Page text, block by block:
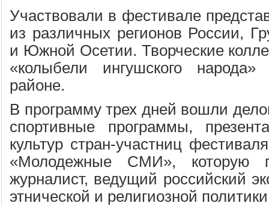
Участвовали в фестивале
из различных регионов России,
и Южной Осетии. Творческие
«колыбели ингушского
районе.
В программу трех дней вошли
спортивные программы,
культур стран-участниц
«Молодежные СМИ», которую
журналист, ведущий российский
этнической и религиозной